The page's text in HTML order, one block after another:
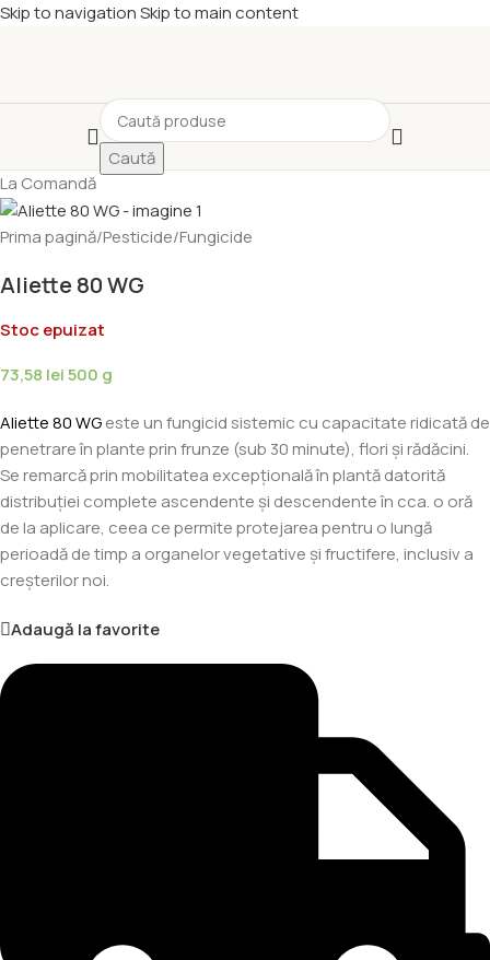
Skip to navigationSkip to main content
Caută
La Comandă
Prima pagină/Pesticide/Fungicide
Aliette 80 WG
Stoc epuizat
73,58 lei500 g
Aliette 80 WGeste un fungicid sistemic cu capacitate ridicată de
penetrare în plante prin frunze (sub 30 minute), flori și rădăcini.
Se remarcă prin mobilitatea excepţională în plantă datorită
distribuţiei complete ascendente şi descendente în cca. o oră
de la aplicare, ceea ce permite protejarea pentru o lungă
perioadă de timp a organelor vegetative şi fructifere, inclusiv a
creşterilor noi.
Adaugă la favorite